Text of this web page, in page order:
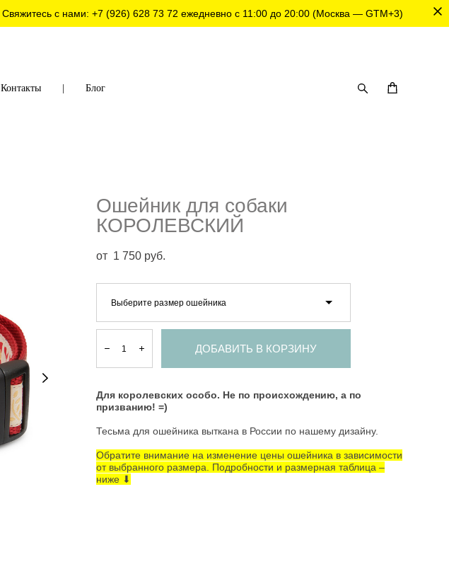
Свяжитесь с нами: +7 (926) 628 73 72 ежедневно с 11:00 до 20:00 (Москва — GTM+3)
Контакты | Блог
Ошейник для собаки
КОРОЛЕВСКИЙ
от 1 750 pуб.
Выберите размер ошейника
ДОБАВИТЬ В КОРЗИНУ
Для королевских особо. Не по происхождению, а по
призванию! =)
Тесьма для ошейника выткана в России по нашему дизайну.
Обратите внимание на изменение цены ошейника в зависимости
от выбранного размера. Подробности и размерная таблица –
ниже ⬇